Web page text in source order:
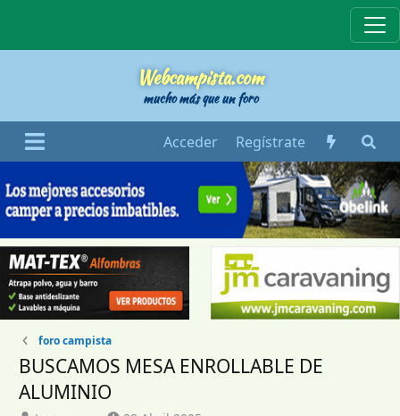
Webcampista.com
mucho más que un foro
Acceder Regístrate
foro campista
BUSCAMOS MESA ENROLLABLE DE
ALUMINIO